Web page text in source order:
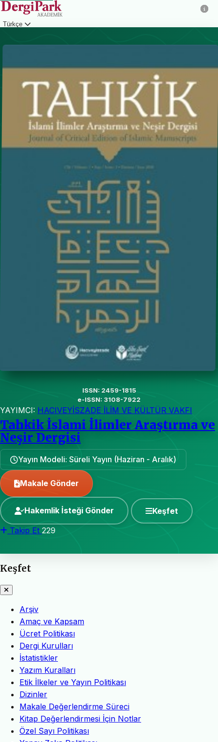
Türkçe
ISSN: 2459-1815
e-ISSN: 3108-7922
YAYIMCI: HACIVEYİSZADE İLİM VE KÜLTÜR VAKFI
Tahkik İslami İlimler Araştırma ve
Neşir Dergisi
Yayın Modeli: Süreli Yayın (Haziran - Aralık)
Makale Gönder
Hakemlik İsteği Gönder Keşfet
Takip Et 229
Keşfet
Arşiv
Amaç ve Kapsam
Ücret Politikası
Dergi Kurulları
İstatistikler
Yazım Kuralları
Etik İlkeler ve Yayın Politikası
Dizinler
Makale Değerlendirme Süreci
Kitap Değerlendirmesi İçin Notlar
Özel Sayı Politikası